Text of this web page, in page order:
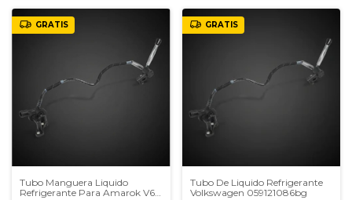
GRATIS
Tubo Manguera Liquido
Refrigerante Para Amarok V6
GRATIS
Tubo De Liquido Refrigerante
Volkswagen 059121086bg